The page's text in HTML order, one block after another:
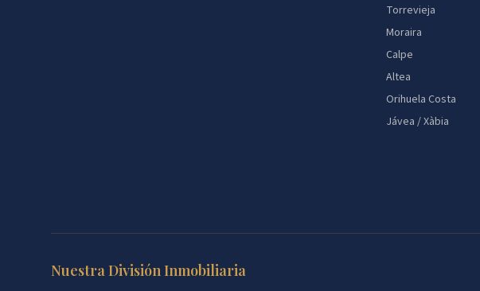
Torrevieja
Moraira
Calpe
Altea
Orihuela Costa
Jávea / Xàbia
Nuestra División Inmobiliaria